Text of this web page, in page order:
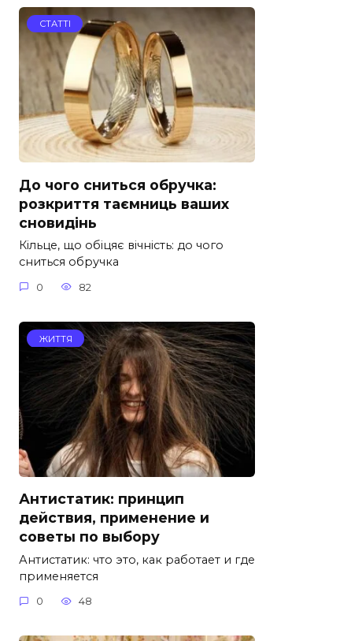
СТАТТІ
До чого сниться обручка:
розкриття таємниць ваших
сновидінь
Кільце, що обіцяє вічність: до чого
сниться обручка
0 82
ЖИТТЯ
Антистатик: принцип
действия, применение и
советы по выбору
Антистатик: что это, как работает и где
применяется
0 48